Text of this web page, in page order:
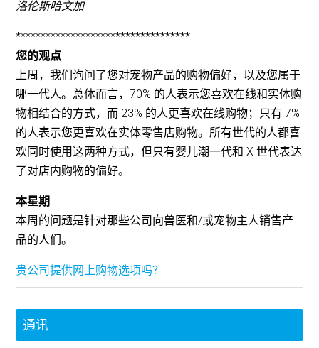
洛伦斯哈文加
***********************************
您的观点
上周，我们询问了您对宠物产品的购物偏好，以及您属于
哪一代人。总体而言，70% 的人表示您喜欢在线和实体购
物相结合的方式，而 23% 的人更喜欢在线购物；只有 7%
的人表示您更喜欢在实体零售店购物。所有世代的人都喜
欢同时使用这两种方式，但只有婴儿潮一代和 X 世代表达
了对店内购物的偏好。
本星期
本周的问题是针对那些公司向兽医和/或宠物主人销售产
品的人们。
贵公司提供网上购物选项吗？
通讯